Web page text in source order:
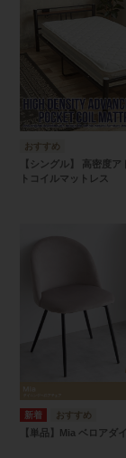
【シングル】 高密度ア
トコイルマットレス
【単品】Mia ベロアダ